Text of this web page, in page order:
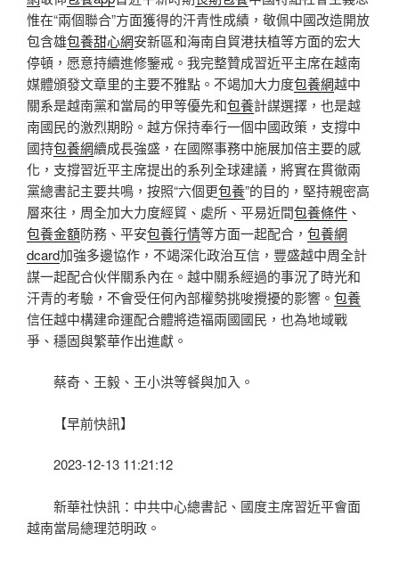
惟在“兩個聯合”方面獲得的汗青性成績，敬佩中國改造開放
包含雄包養甜心網安新區和海南自貿港扶植等方面的宏大
停頓，愿意持續進修鑒戒。我完整贊成習近平主席在越南
媒體頒發文章里的主要不雅點。不竭加大力度包養網越中
關系是越南黨和當局的甲等優先和包養計謀選擇，也是越
南國民的激烈期盼。越方保持奉行一個中國政策，支撐中
國持包養網續成長強盛，在國際事務中施展加倍主要的感
化，支撐習近平主席提出的系列全球建議，將實在貫徹兩
黨總書記主要共鳴，按照“六個更包養”的目的，堅持親密高
層來往，周全加大力度經貿、處所、平易近間包養條件 、
包養金額防務、平安包養行情等方面一起配合， 包養網
dcard加強多邊協作，不竭深化政治互信，豐盛越中周全計
謀一起配合伙伴關系內在。越中關系經過的事況了時光和
汗青的考驗，不會受任何內部權勢挑唆攪擾的影響。 包養
信任越中構建命運配合體將造福兩國國民，也為地域戰
爭、穩固與繁華作出進獻。
蔡奇、王毅、王小洪等餐與加入。
【早前快訊】
2023-12-13 11:21:12
新華社快訊：中共中心總書記、國度主席習近平會面
越南當局總理范明政。